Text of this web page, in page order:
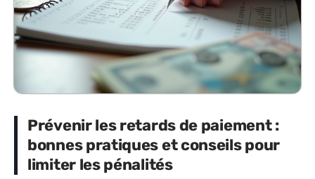
Prévenir les retards de paiement :
bonnes pratiques et conseils pour
limiter les pénalités